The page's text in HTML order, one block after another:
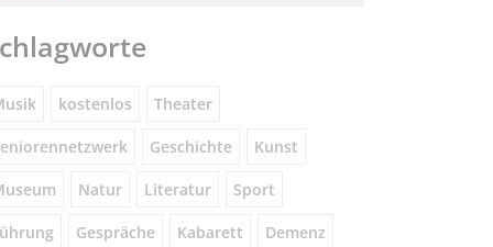
kostenlos Theater
Geschichte Kunst
Natur Literatur Sport
Gespräche Kabarett Demenz